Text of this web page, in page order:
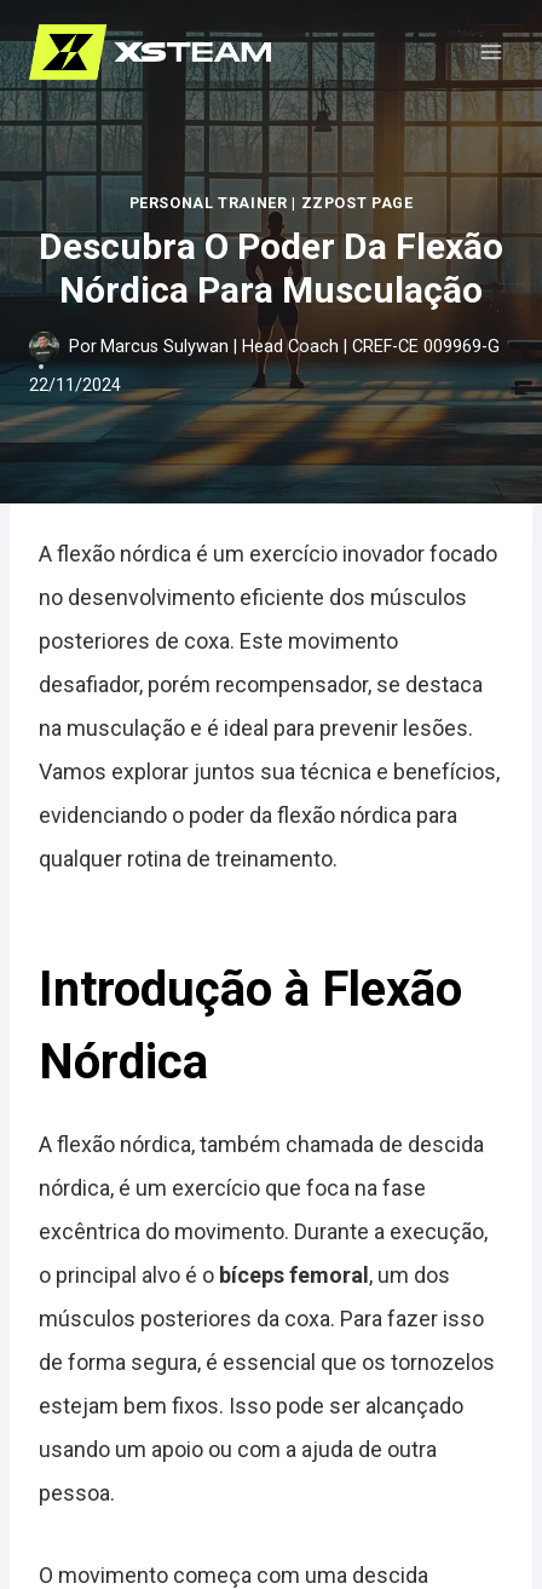
Pular
para
o
PERSONAL TRAINER | ZZPOST PAGE
Descubra O Poder Da Flexão
Nórdica Para Musculação
Por Marcus Sulywan | Head Coach | CREF-CE 009969-G
22/11/2024
A flexão nórdica é um exercício inovador focado
no desenvolvimento eficiente dos músculos
posteriores de coxa. Este movimento
desafiador, porém recompensador, se destaca
na musculação e é ideal para prevenir lesões.
Vamos explorar juntos sua técnica e benefícios,
evidenciando o poder da flexão nórdica para
qualquer rotina de treinamento.
Introdução à Flexão
Nórdica
A flexão nórdica, também chamada de descida
nórdica, é um exercício que foca na fase
excêntrica do movimento. Durante a execução,
o principal alvo é o bíceps femoral , um dos
músculos posteriores da coxa. Para fazer isso
de forma segura, é essencial que os tornozelos
estejam bem fixos. Isso pode ser alcançado
usando um apoio ou com a ajuda de outra
pessoa.
O movimento começa com uma descida